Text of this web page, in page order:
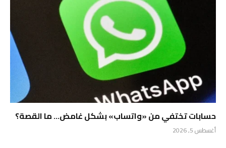
حسابات تختفي من «واتساب» بشكل غامض… ما القصة؟
أغسطس 5, 2026